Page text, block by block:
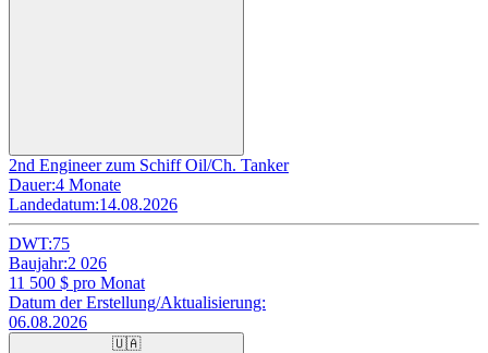
2nd Engineer zum Schiff Oil/Ch. Tanker
Dauer:4 Monate
Landedatum:14.08.2026
DWT:75
Baujahr:2 026
11 500 $ pro Monat
Datum der Erstellung/Aktualisierung:
06.08.2026
🇺🇦